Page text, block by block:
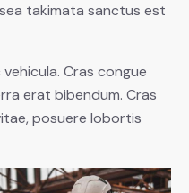
takimata sanctus est
Cras congue
erat bibendum. Cras
posuere lobortis